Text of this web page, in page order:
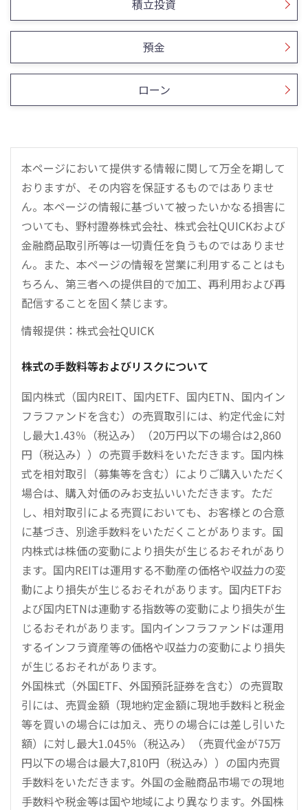
積立投資
預金
ローン
本ページにおいて提供する情報に関して万全を期して
おりますが、その内容を保証するものではありませ
ん。本ページの情報に基づいて被ったいかなる損害に
ついても、野村證券株式会社、株式会社QUICKおよび
金融商品取引所等は一切責任を負うものではありませ
ん。また、本ページの情報を営業に利用することはも
ちろん、第三者への提供目的で加工、再利用および再
配信することを固く禁じます。
情報提供：株式会社QUICK
株式の手数料等およびリスクについて
国内株式（国内REIT、国内ETF、国内ETN、国内イン
フラファンドを含む）の売買取引には、約定代金に対
し最大1.43％（税込み）（20万円以下の場合は2,860
円（税込み））の売買手数料をいただきます。国内株
式を相対取引（募集等を含む）によりご購入いただく
場合は、購入対価のみお支払いいただきます。ただ
し、相対取引による売買においても、お客様との合意
に基づき、別途手数料をいただくことがあります。国
内株式は株価の変動により損失が生じるおそれがあり
ます。国内REITは運用する不動産の価格や収益力の変
動により損失が生じるおそれがあります。国内ETFお
よび国内ETNは連動する指数等の変動により損失が生
じるおそれがあります。国内インフラファンドは運用
するインフラ資産等の価格や収益力の変動により損失
が生じるおそれがあります。
外国株式（外国ETF、外国預託証券を含む）の売買取
引には、売買金額（現地約定金額に現地手数料と税金
等を買いの場合には加え、売りの場合には差し引いた
額）に対し最大1.045％（税込み）（売買代金が75万
円以下の場合は最大7,810円（税込み））の国内売買
手数料をいただきます。外国の金融商品市場での現地
手数料や税金等は国や地域により異なります。外国株